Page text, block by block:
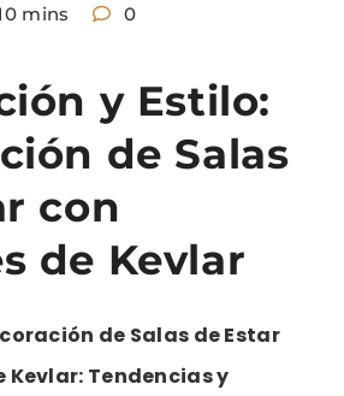
mins 0
y Estilo:
de Salas
con
de Kevlar
de Salas de Estar
Kevlar: Tendencias y